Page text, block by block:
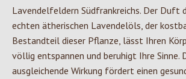
Lavendelfeldern Südfrankreichs. Der Duft
echten ätherischen Lavendelöls, der
Bestandteil dieser Pflanze, lässt Ihren
völlig entspannen und beruhigt Ihre Sinne.
ausgleichende Wirkung fördert einen